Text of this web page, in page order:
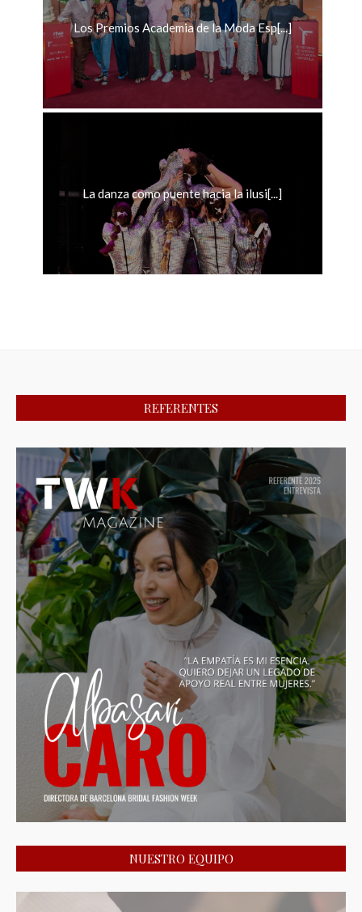
Los Premios Academia de la Moda Esp[...]
La danza como puente hacia la ilusi[...]
REFERENTES
NUESTRO EQUIPO